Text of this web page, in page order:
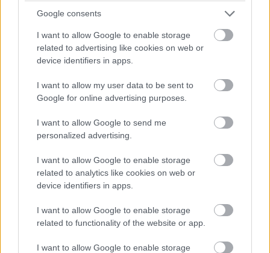
Google consents
I want to allow Google to enable storage
related to advertising like cookies on web or
device identifiers in apps.
I want to allow my user data to be sent to
Google for online advertising purposes.
I want to allow Google to send me
personalized advertising.
I want to allow Google to enable storage
related to analytics like cookies on web or
device identifiers in apps.
I want to allow Google to enable storage
related to functionality of the website or app.
I want to allow Google to enable storage
személyzet nélkül működtethető. Az alállomás egy 25 MVA
tokozott kapcsolóberendezést tartalmaz, hat fogyasztói leágazással,
egy transzformátor betáplálással és egy sínbontóval. Ezáltal növelni
feszültségingadozások száma, valamint az intelligens rendszereknek
köszönhetően egy esetleges üzemzavar esetén gyorsabb a hiba
Az észak-dunántúli villamos hálózat fejlesztése két új nagyfeszültségű
távvezeték létesítésével folytatódik, amelyek a Bakonyon keresztül (63
km) és a Csorna-Répcelak-Csepreg útvonalon (49 km) fognak áthaladni.
Ezután további zöldmezős alállomások építése és bővítése következik
Zirc, Lepsény és Lábatlan településeken. Ezek átadása 2024-ben, illetve